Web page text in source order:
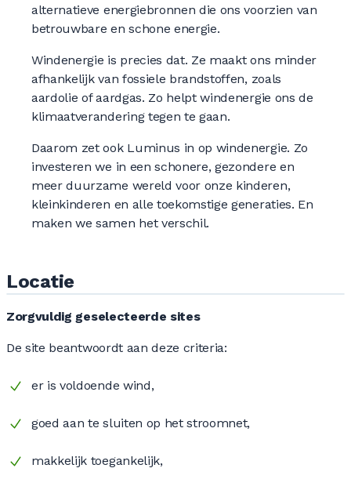
alternatieve energiebronnen die ons voorzien van
betrouwbare en schone energie.
Windenergie is precies dat. Ze maakt ons minder
afhankelijk van fossiele brandstoffen, zoals
aardolie of aardgas. Zo helpt windenergie ons de
klimaatverandering tegen te gaan.
Daarom zet ook Luminus in op windenergie. Zo
investeren we in een schonere, gezondere en
meer duurzame wereld voor onze kinderen,
kleinkinderen en alle toekomstige generaties. En
maken we samen het verschil.
Locatie
Zorgvuldig geselecteerde sites
De site beantwoordt aan deze criteria:
er is voldoende wind,
goed aan te sluiten op het stroomnet,
makkelijk toegankelijk,